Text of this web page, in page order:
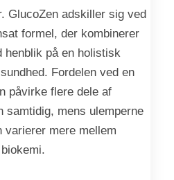
GlucoZen adskiller sig ved
formel, der kombinerer
på en holistisk
Fordelen ved en
påvirke flere dele af
samtidig, mens ulemperne
mere mellem